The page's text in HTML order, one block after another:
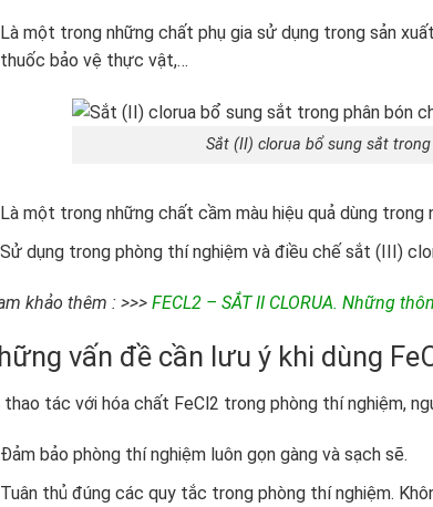
Là một trong những chất phụ gia sử dụng trong sản
thuốc bảo vệ thực vật,…
Sắt (II) clorua bổ sung sắt
Là một trong những chất cầm màu hiệu quả dùng trong
Sử dụng trong phòng thí nghiệm và điều chế sắt (III)
khảo thêm : >>> FECL2 – SẮT II CLORUA. Những
vấn đề cần lưu ý khi dùng
thao tác với hóa chất FeCl2 trong phòng thí nghiệm,
Đảm bảo phòng thí nghiệm luôn gọn gàng và sạch sẽ.
Tuân thủ đúng các quy tắc trong phòng thí nghiệm.